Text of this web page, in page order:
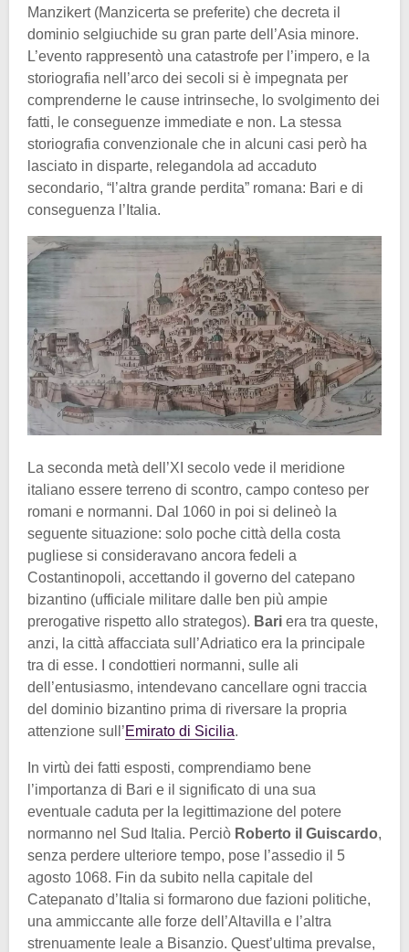
Manzikert (Manzicerta se preferite) che decreta il
dominio selgiuchide su gran parte dell’Asia minore.
L’evento rappresentò una catastrofe per l’impero, e la
storiografia nell’arco dei secoli si è impegnata per
comprenderne le cause intrinseche, lo svolgimento dei
fatti, le conseguenze immediate e non. La stessa
storiografia convenzionale che in alcuni casi però ha
lasciato in disparte, relegandola ad accaduto
secondario, “l’altra grande perdita” romana: Bari e di
conseguenza l’Italia.
La seconda metà dell’XI secolo vede il meridione
italiano essere terreno di scontro, campo conteso per
romani e normanni. Dal 1060 in poi si delineò la
seguente situazione: solo poche città della costa
pugliese si consideravano ancora fedeli a
Costantinopoli, accettando il governo del catepano
bizantino (ufficiale militare dalle ben più ampie
prerogative rispetto allo strategos). Bari era tra queste,
anzi, la città affacciata sull’Adriatico era la principale
tra di esse. I condottieri normanni, sulle ali
dell’entusiasmo, intendevano cancellare ogni traccia
del dominio bizantino prima di riversare la propria
attenzione sull’Emirato di Sicilia.
In virtù dei fatti esposti, comprendiamo bene
l’importanza di Bari e il significato di una sua
eventuale caduta per la legittimazione del potere
normanno nel Sud Italia. Perciò Roberto il Guiscardo,
senza perdere ulteriore tempo, pose l’assedio il 5
agosto 1068. Fin da subito nella capitale del
Catepanato d’Italia si formarono due fazioni politiche,
una ammiccante alle forze dell’Altavilla e l’altra
strenuamente leale a Bisanzio. Quest’ultima prevalse,